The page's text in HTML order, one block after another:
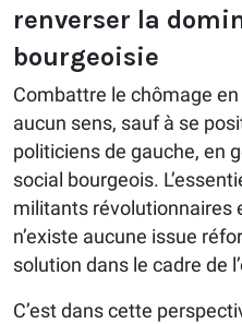
renverser la
bourgeoisie
Combattre le chômage
aucun sens, sauf à se
politiciens de gauche, en
social bourgeois.
militants révolutionnaires
n’existe aucune issue
solution dans le cadre de
C’est dans cette